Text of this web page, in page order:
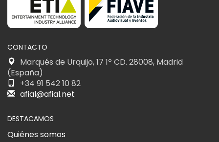
CONTACTO
Marqués de Urquijo, 17 1º CD. 28008, Madrid
(España)
+34 91 542 10 82
afial@afial.net
DESTACAMOS
Quiénes somos